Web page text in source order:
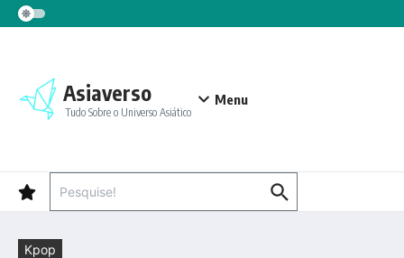
Ir para o conteúdo
Asiaverso
Tudo Sobre o Universo Asiático
Menu
Kpop